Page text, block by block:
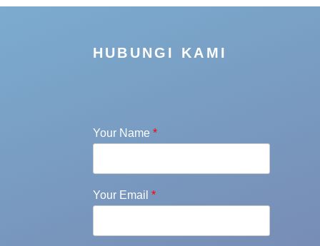
HUBUNGI KAMI
Your Name *
Your Email *